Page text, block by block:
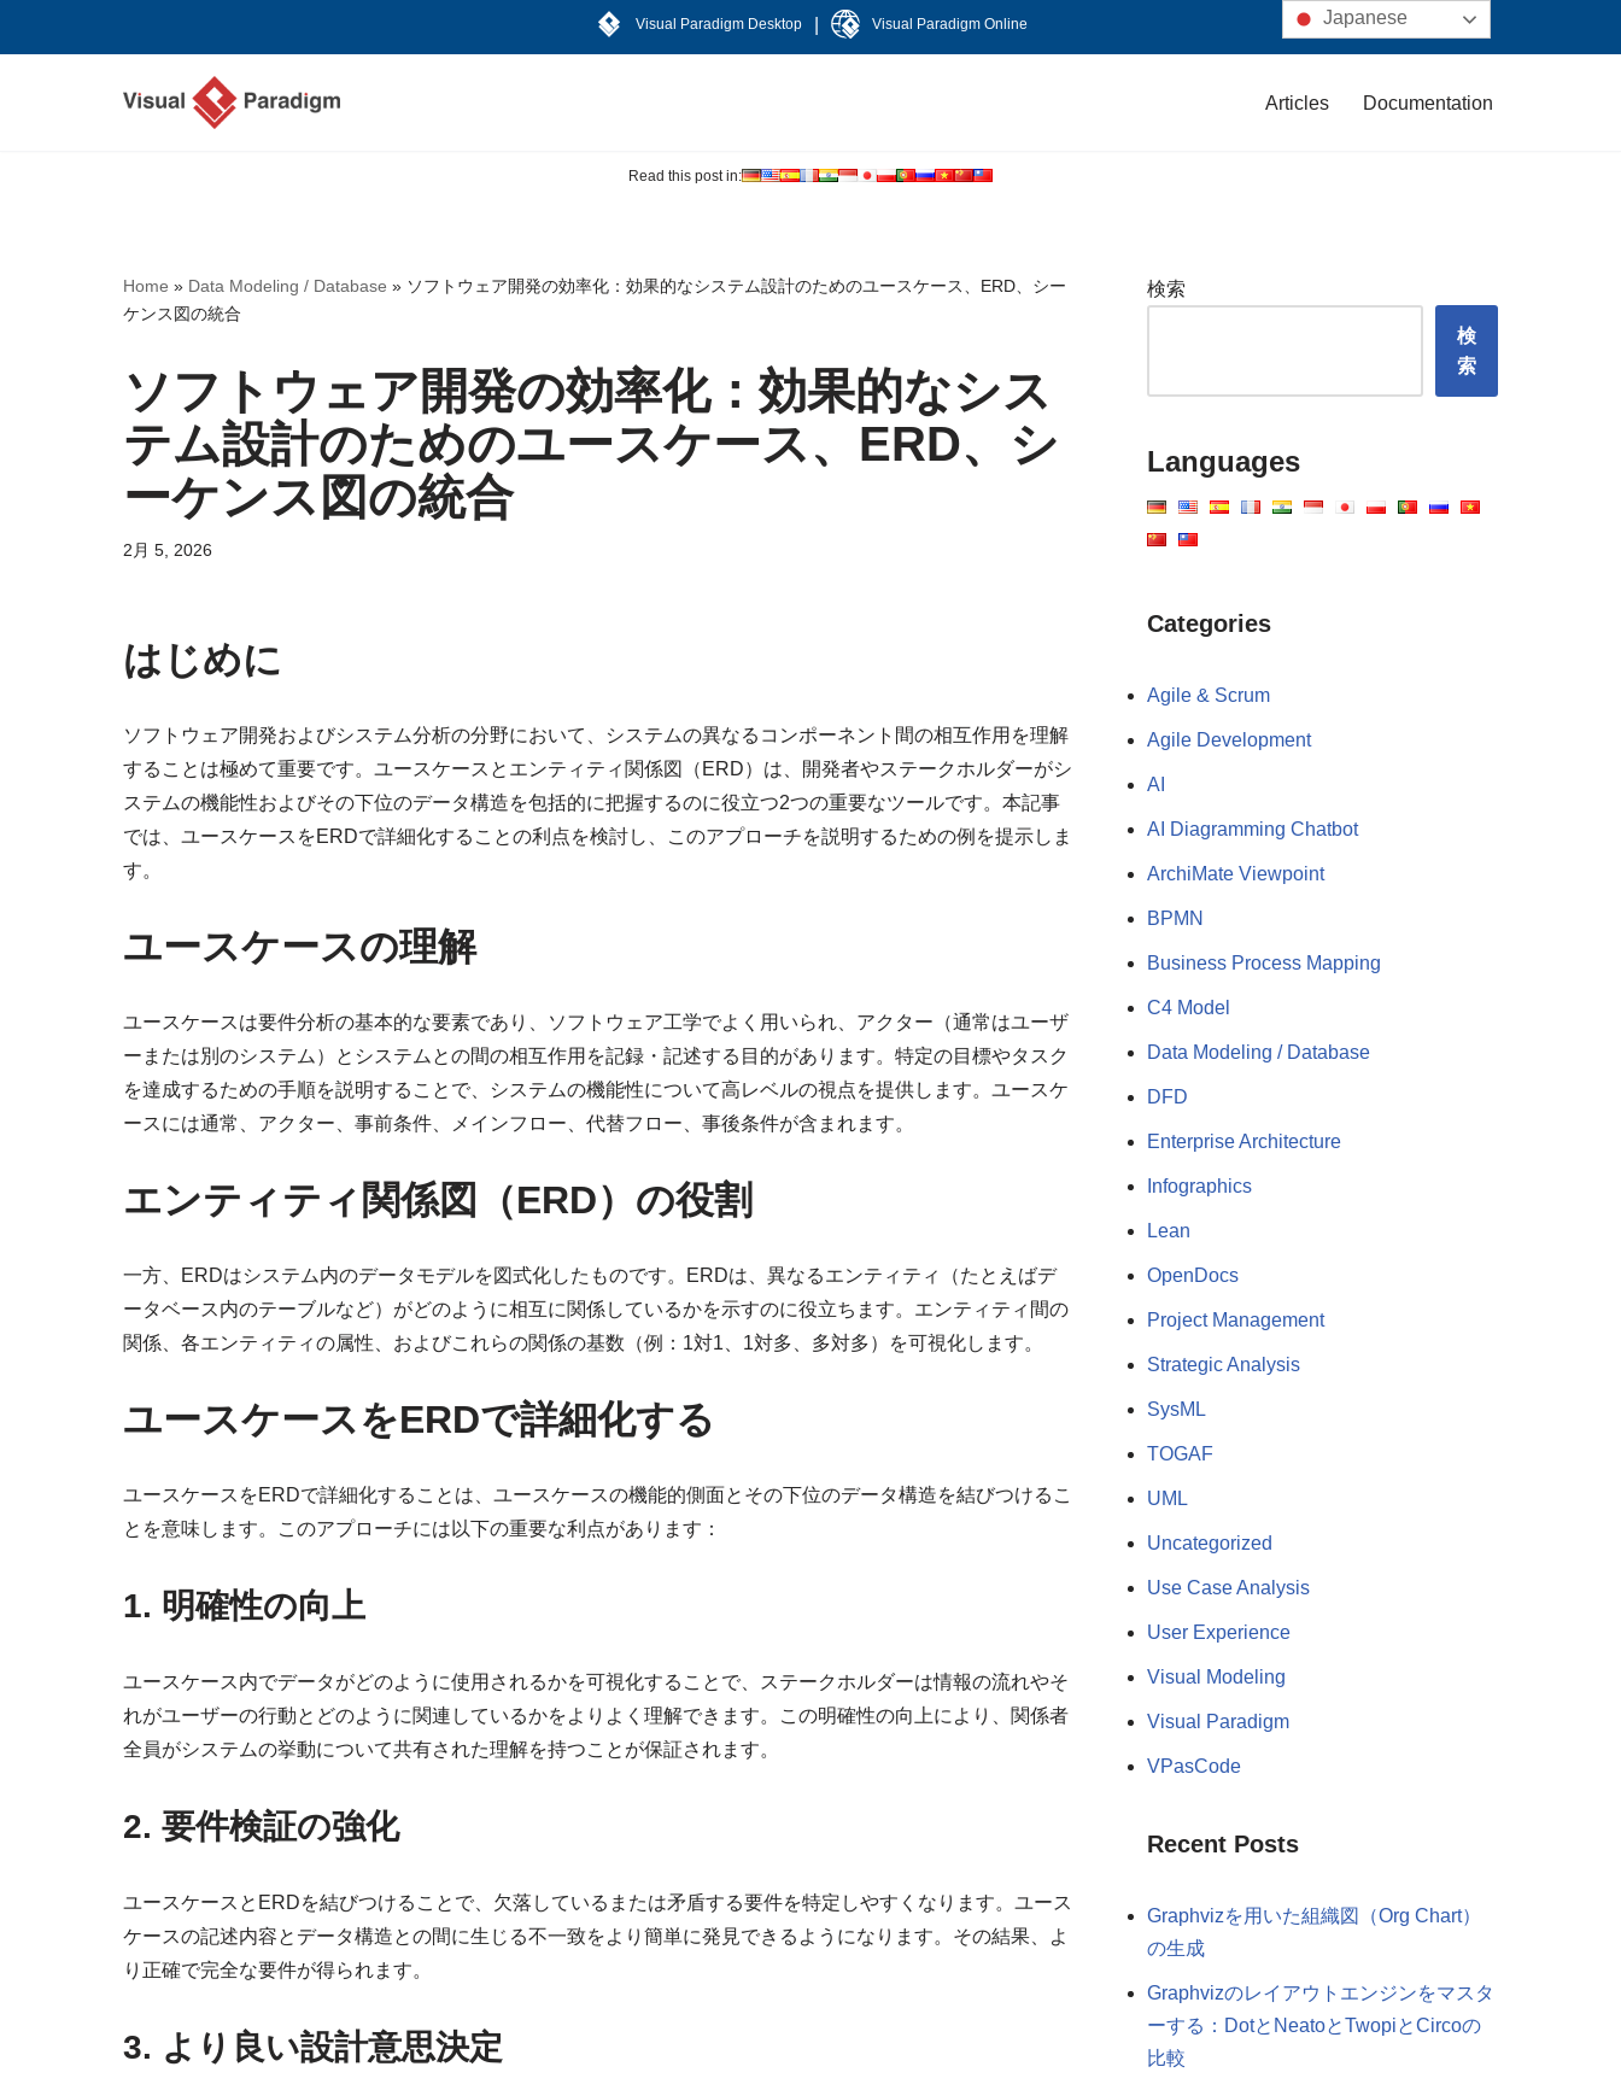
Visual Paradigm Desktop Visual Paradigm Online
Articles Documentation
Read this post in:
Home » Data Modeling / Database » ソフトウェア開発の効率化：効果的なシステム設計のためのユースケース、ERD、シー
ケンス図の統合
ソフトウェア開発の効率化：効果的なシス
テム設計のためのユースケース、ERD、シ
ーケンス図の統合
2月 5, 2026
はじめに
ソフトウェア開発およびシステム分析の分野において、システムの異なるコンポーネント間の相互作用を理解
することは極めて重要です。ユースケースとエンティティ関係図（ERD）は、開発者やステークホルダーがシ
ステムの機能性およびその下位のデータ構造を包括的に把握するのに役立つ2つの重要なツールです。本記事
では、ユースケースをERDで詳細化することの利点を検討し、このアプローチを説明するための例を提示しま
す。
ユースケースの理解
ユースケースは要件分析の基本的な要素であり、ソフトウェア工学でよく用いられ、アクター（通常はユーザ
ーまたは別のシステム）とシステムとの間の相互作用を記録・記述する目的があります。特定の目標やタスク
を達成するための手順を説明することで、システムの機能性について高レベルの視点を提供します。ユースケ
ースには通常、アクター、事前条件、メインフロー、代替フロー、事後条件が含まれます。
エンティティ関係図（ERD）の役割
一方、ERDはシステム内のデータモデルを図式化したものです。ERDは、異なるエンティティ（たとえばデ
ータベース内のテーブルなど）がどのように相互に関係しているかを示すのに役立ちます。エンティティ間の
関係、各エンティティの属性、およびこれらの関係の基数（例：1対1、1対多、多対多）を可視化します。
ユースケースをERDで詳細化する
ユースケースをERDで詳細化することは、ユースケースの機能的側面とその下位のデータ構造を結びつけるこ
とを意味します。このアプローチには以下の重要な利点があります：
1. 明確性の向上
ユースケース内でデータがどのように使用されるかを可視化することで、ステークホルダーは情報の流れやそ
れがユーザーの行動とどのように関連しているかをよりよく理解できます。この明確性の向上により、関係者
全員がシステムの挙動について共有された理解を持つことが保証されます。
2. 要件検証の強化
ユースケースとERDを結びつけることで、欠落しているまたは矛盾する要件を特定しやすくなります。ユース
ケースの記述内容とデータ構造との間に生じる不一致をより簡単に発見できるようになります。その結果、よ
り正確で完全な要件が得られます。
3. より良い設計意思決定
検索
検
索
Languages
Categories
Agile & Scrum
Agile Development
AI
AI Diagramming Chatbot
ArchiMate Viewpoint
BPMN
Business Process Mapping
C4 Model
Data Modeling / Database
DFD
Enterprise Architecture
Infographics
Lean
OpenDocs
Project Management
Strategic Analysis
SysML
TOGAF
UML
Uncategorized
Use Case Analysis
User Experience
Visual Modeling
Visual Paradigm
VPasCode
Recent Posts
Graphvizを用いた組織図（Org Chart）
の生成
Graphvizのレイアウトエンジンをマスタ
ーする：DotとNeatoとTwopiとCircoの
比較
Japanese